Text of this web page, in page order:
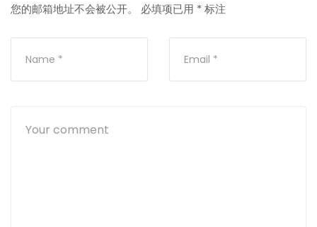
您的邮箱地址不会被公开。 必填项已用 * 标注